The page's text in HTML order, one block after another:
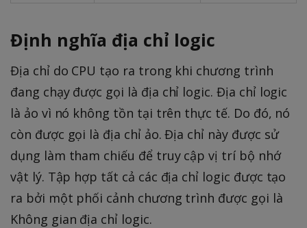
Định nghĩa địa chỉ logic
Địa chỉ do CPU tạo ra trong khi chương trình
đang chạy được gọi là địa chỉ logic. Địa chỉ logic
là ảo vì nó không tồn tại trên thực tế. Do đó, nó
còn được gọi là địa chỉ ảo. Địa chỉ này được sử
dụng làm tham chiếu để truy cập vị trí bộ nhớ
vật lý. Tập hợp tất cả các địa chỉ logic được tạo
ra bởi một phối cảnh chương trình được gọi là
Không gian địa chỉ logic.